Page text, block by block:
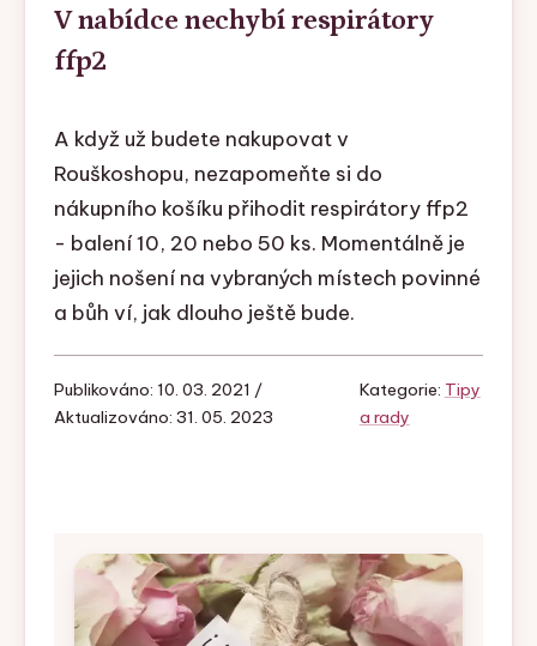
V nabídce nechybí respirátory
ffp2
A když už budete nakupovat v
Rouškoshopu, nezapomeňte si do
nákupního košíku přihodit respirátory ffp2
- balení 10, 20 nebo 50 ks. Momentálně je
jejich nošení na vybraných místech povinné
a bůh ví, jak dlouho ještě bude.
Publikováno: 10. 03. 2021 /
Aktualizováno: 31. 05. 2023
Kategorie: Tipy
a rady